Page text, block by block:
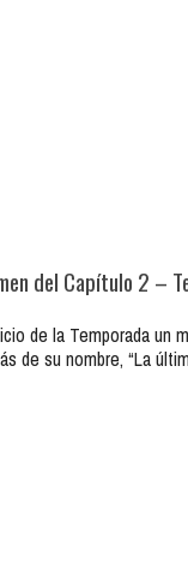
del Capítulo 2 –
de la Temporada
de su nombre, “La